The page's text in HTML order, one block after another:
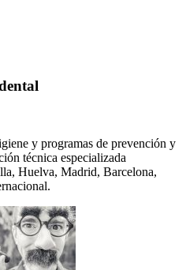
y programas de prevención y
técnica especializada
Huelva, Madrid, Barcelona,